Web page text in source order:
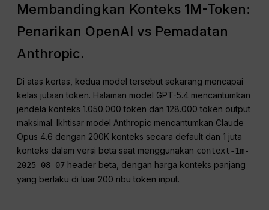
Membandingkan Konteks 1M-Token:
Penarikan OpenAI vs Pemadatan
Anthropic.
Di atas kertas, kedua model tersebut sekarang mencapai
kelas jutaan token. Halaman model GPT-5.4 mencantumkan
jendela konteks 1.050.000 token dan 128.000 token output
maksimal. Ikhtisar model Anthropic mencantumkan Claude
Opus 4.6 dengan 200K konteks secara default dan 1 juta
konteks dalam versi beta saat menggunakan context-1m-
2025-08-07 header beta, dengan harga konteks panjang
yang berlaku di luar 200 ribu token input.